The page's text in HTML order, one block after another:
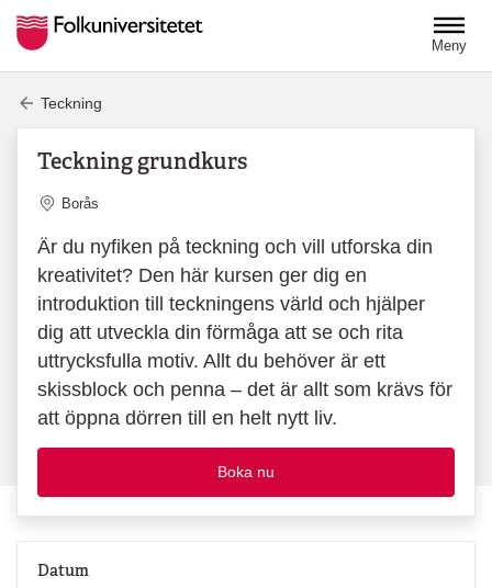
Meny
Teckning
Teckning grundkurs
Plats
Borås
Är du nyfiken på teckning och vill utforska din
kreativitet? Den här kursen ger dig en
introduktion till teckningens värld och hjälper
dig att utveckla din förmåga att se och rita
uttrycksfulla motiv. Allt du behöver är ett
skissblock och penna – det är allt som krävs för
att öppna dörren till en helt nytt liv.
Boka nu
Datum